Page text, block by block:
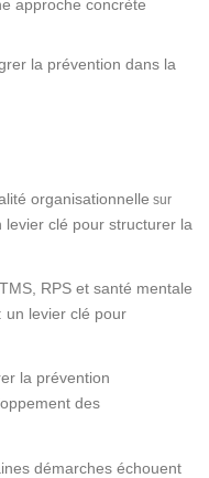
approche concrète
la prévention dans la
organisationnelle sur
clé pour structurer la
RPS et santé mentale
un levier clé pour
la prévention
des
démarches échouent